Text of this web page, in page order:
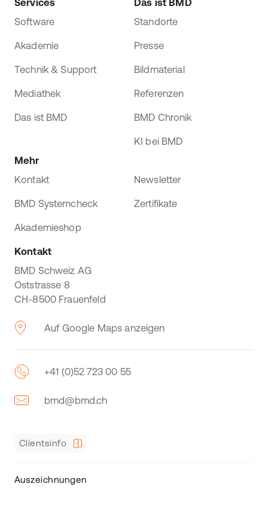
Services
Software
Akademie
Technik & Support
Mediathek
Das ist BMD
Das ist BMD
Standorte
Presse
Bildmaterial
Referenzen
BMD Chronik
KI bei BMD
Mehr
Kontakt
Newsletter
BMD Systemcheck Zertifikate
Akademieshop
Kontakt
BMD Schweiz AG
Oststrasse 8
CH-8500 Frauenfeld
Auf Google Maps anzeigen
+41 (0)52 723 00 55
bmd@bmd.ch
Clientsinfo
Auszeichnungen